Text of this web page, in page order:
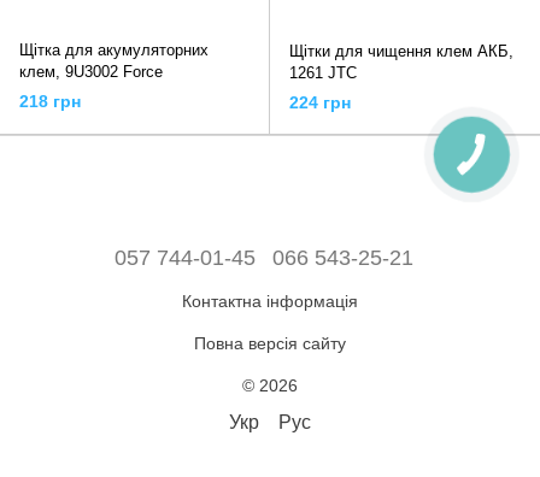
Щітка для акумуляторних
клем, 9U3002 Force
218 грн
Щітки для чищення клем АКБ,
1261 JTC
224 грн
057 744-01-45 066 543-25-21
Контактна інформація
Повна версія сайту
© 2026
Укр Рус